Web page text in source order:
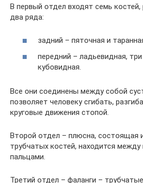
В первый отдел входят семь
два ряда:
задний – пяточная и
передний – ладьевидная,
кубовидная.
Все они соединены между собой
позволяет человеку сгибать,
круговые движения стопой.
Второй отдел – плюсна, состоящая
трубчатых костей, находится
пальцами.
Третий отдел – фаланги –